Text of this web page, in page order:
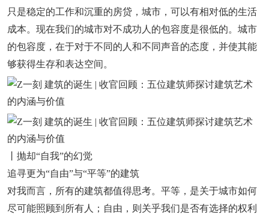
只是稳定的工作和沉重的房贷，城市，可以有相对低的生活
成本。现在我们的城市对不成功人的包容度是很低的。城市
的包容度，在于对于不同的人和不同声音的态度，并使其能
够获得生存和表达空间。
丨抛却“自我”的幻觉
追寻更为“自由”与“平等”的建筑
对我而言，所有的建筑都值得思考。平等，是关于城市如何
尽可能照顾到所有人；自由，则关乎我们是否有选择的权利